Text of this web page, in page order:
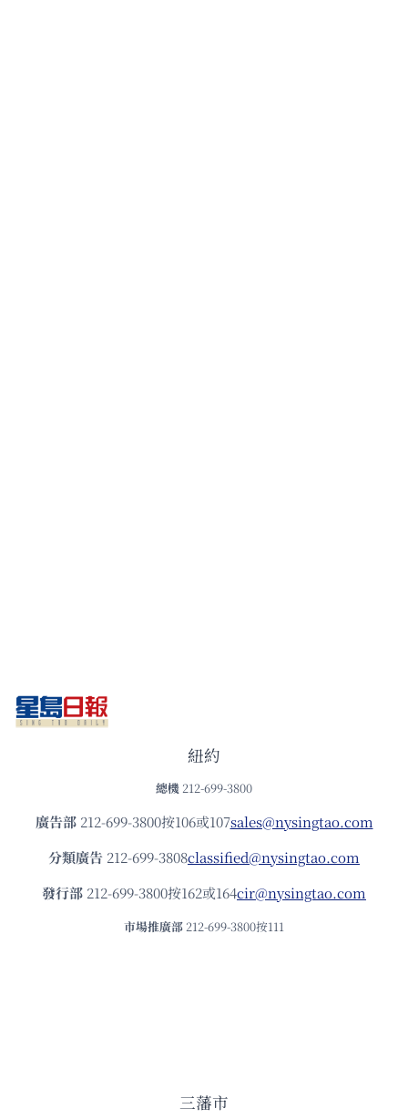
紐約
總機 212-699-3800
廣告部212-699-3800按106或107sales@nysingtao.com
分類廣告 212-699-3808classified@nysingtao.com
發⾏部 212-699-3800按162或164cir@nysingtao.com
市場推廣部 212-699-3800按111
三藩市